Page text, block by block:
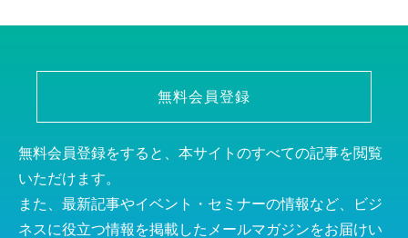
無料会員登録
無料会員登録をすると、本サイトのすべての記事を閲覧
いただけます。
また、最新記事やイベント・セミナーの情報など、ビジ
ネスに役立つ情報を掲載したメールマガジンをお届けい